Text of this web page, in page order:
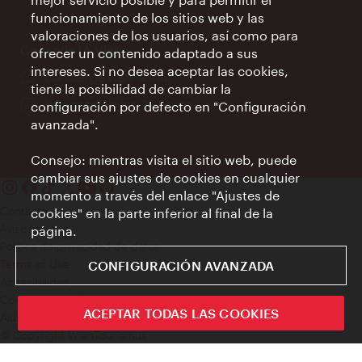
apertura:
Conserje IA Viena
concierge.vienna.info
Información las 24 horas
Contacto
Aviso legal
Política de privacidad de datos
Accesibilidad
Contacto para la prensa
Ajustes de cookie
© Copyright WienTourismus
funcionamiento de los sitios web y las
valoraciones de los usuarios, así como para
ofrecer un contenido adaptado a sus
intereses. Si no desea aceptar las cookies,
tiene la posibilidad de cambiar la
configuración por defecto en "Configuración
avanzada".
Consejo: mientras visita el sitio web, puede
cambiar sus ajustes de cookies en cualquier
momento a través del enlace "Ajustes de
cookies" en la parte inferior al final de la
página.
CONFIGURACIÓN AVANZADA
ACEPTAR TODAS LAS COOKIES